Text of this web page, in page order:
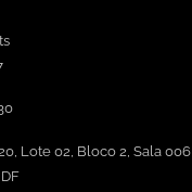
Lote 02, Bloco 2, Sala 006